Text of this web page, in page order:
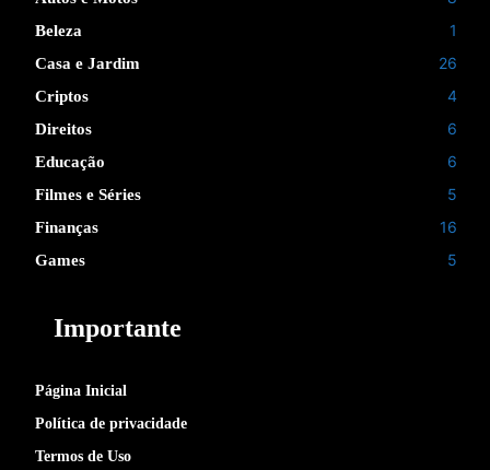
Beleza 1
Casa e Jardim 26
Criptos 4
Direitos 6
Educação 6
Filmes e Séries 5
Finanças 16
Games 5
Importante
Página Inicial
Política de privacidade
Termos de Uso